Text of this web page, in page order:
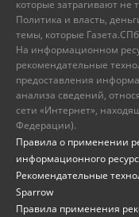
которые затрагивают не
Политика и власть,
темы, которые
На информационном
рекомендательные
предоставления
анализа сведений,
сети «Интернет»,
Федерации).
Правила о применении
информационного
Рекомендательные
Sparrow
Правила применения